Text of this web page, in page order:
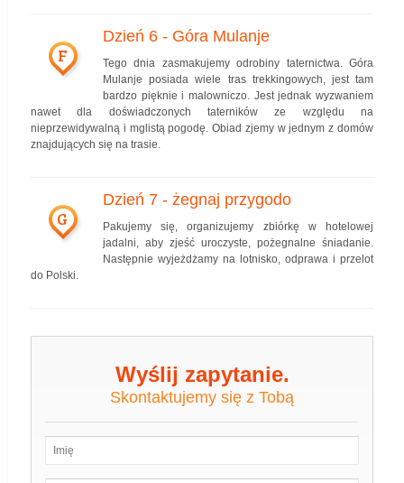
F
Dzień 6 - Góra Mulanje
Tego dnia zasmakujemy odrobiny taternictwa. Góra
Mulanje posiada wiele tras trekkingowych, jest tam
bardzo pięknie i malowniczo. Jest jednak wyzwaniem
nawet dla doświadczonych taterników ze względu na
nieprzewidywalną i mglistą pogodę. Obiad zjemy w jednym z domów
znajdujących się na trasie.
G
Dzień 7 - żegnaj przygodo
Pakujemy się, organizujemy zbiórkę w hotelowej
jadalni, aby zjeść uroczyste, pożegnalne śniadanie.
Następnie wyjeżdżamy na lotnisko, odprawa i przelot
do Polski.
Wyślij zapytanie.
Skontaktujemy się z Tobą